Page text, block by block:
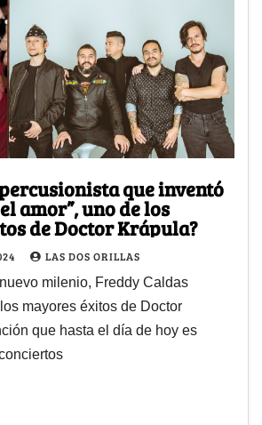
que inventó
amor”, uno de los
de Doctor Krápula?
LAS DOS ORILLAS
milenio, Freddy Caldas
mayores éxitos de Doctor
que hasta el día de hoy es